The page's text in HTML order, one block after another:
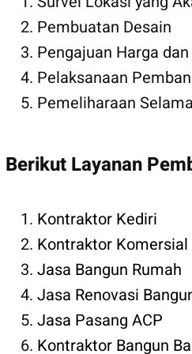
Pembuatan Desain
Pengajuan Harga
Pelaksanaan
Pemeliharaan
Berikut Layanan
Kontraktor Kediri
Kontraktor Komersial
Jasa Bangun Rumah
Jasa Renovasi
Jasa Pasang ACP
Kontraktor Bangun